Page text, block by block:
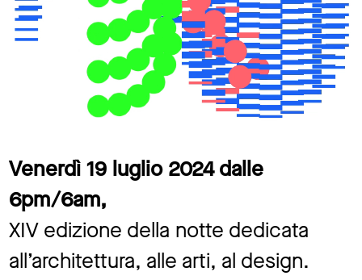
Venerdì 19 luglio 2024 dalle
6pm/6am,
XIV edizione della notte dedicata
all’architettura, alle arti, al design.